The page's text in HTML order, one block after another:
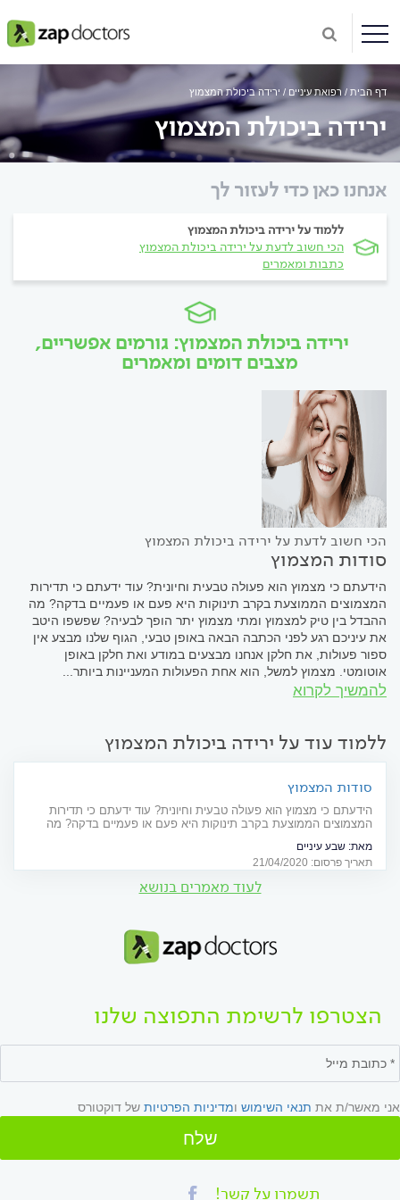
דף הבית רפואת עיניים ירידה ביכולת המצמוץ
ירידה ביכולת המצמוץ
אנחנו כאן כדי לעזור לך
ללמוד על ירידה ביכולת המצמוץ
הכי חשוב לדעת על ירידה ביכולת המצמוץ
כתבות ומאמרים
ירידה ביכולת המצמוץ: גורמים אפשריים,
מצבים דומים ומאמרים
הכי חשוב לדעת על ירידה ביכולת המצמוץ
סודות המצמוץ
הידעתם כי מצמוץ הוא פעולה טבעית וחיונית? עוד ידעתם כי תדירות
המצמוצים הממוצעת בקרב תינוקות היא פעם או פעמיים בדקה? מה
ההבדל בין טיק למצמוץ ומתי מצמוץ יתר הופך לבעיה? שפשפו היטב
את עיניכם רגע לפני הכתבה הבאה באופן טבעי, הגוף שלנו מבצע אין
ספור פעולות, את חלקן אנחנו מבצעים במודע ואת חלקן באופן
אוטומטי. מצמוץ למשל, הוא אחת הפעולות המעניינות ביותר...
להמשיך לקרוא
ללמוד עוד על ירידה ביכולת המצמוץ
סודות המצמוץ
הידעתם כי מצמוץ הוא פעולה טבעית וחיונית? עוד ידעתם כי תדירות
המצמוצים הממוצעת בקרב תינוקות היא פעם או פעמיים בדקה? מה
עיניכם רגע לפני הכתבה הבאה
מאת: שבע עיניים
תאריך פרסום: 21/04/2020
לעוד מאמרים בנושא
הצטרפו לרשימת התפוצה שלנו
אני מאשר/ת את תנאי השימוש ומדיניות הפרטיות של דוקטורס
שלח
תשמרו על קשר!